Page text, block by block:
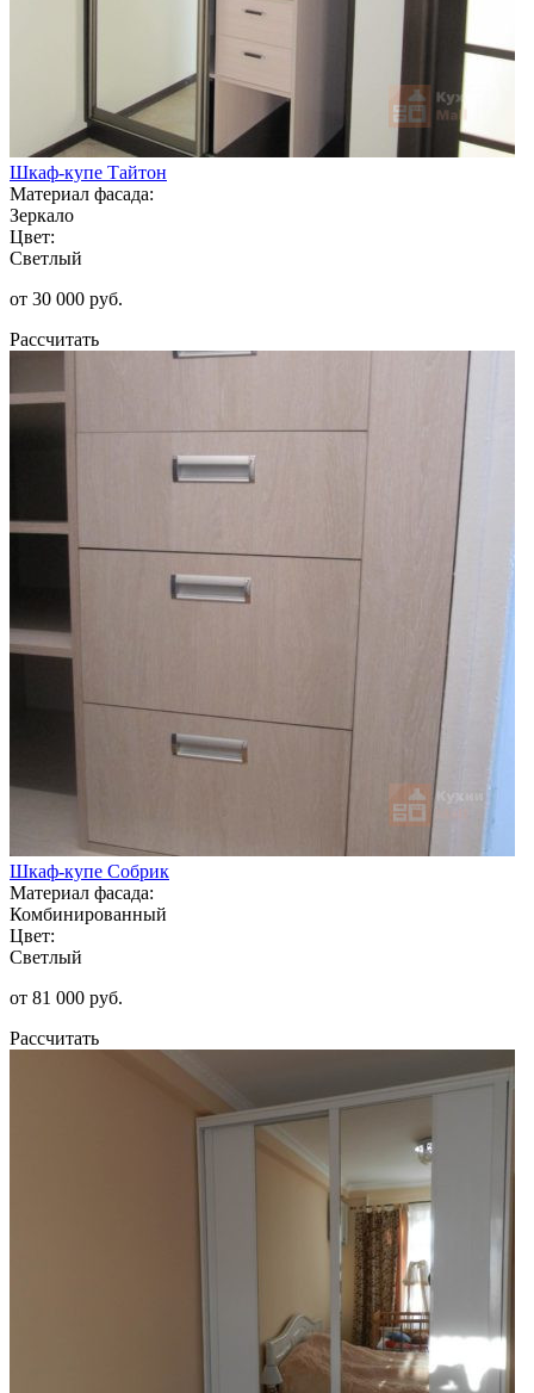
Шкаф-купе Тайтон
Материал фасада:
Зеркало
Цвет:
Светлый
от 30 000 руб.
Рассчитать
Шкаф-купе Собрик
Материал фасада:
Комбинированный
Цвет:
Светлый
от 81 000 руб.
Рассчитать